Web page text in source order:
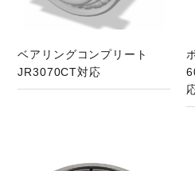
ベアリングコンプリート
JR3070CT対応